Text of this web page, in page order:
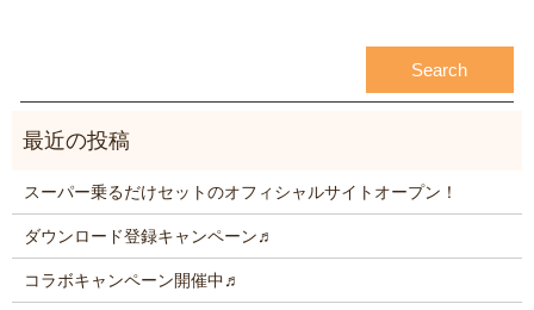
スーパー乗るだけセットのオフィシャルサイトオープン！
ダウンロード登録キャンペーン♬
コラボキャンペーン開催中♬